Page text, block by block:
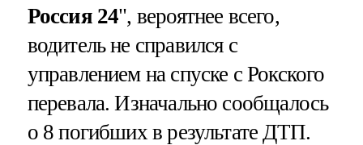
Россия 24", вероятнее всего,
водитель не справился с
управлением на спуске с Рокского
перевала. Изначально сообщалось
о 8 погибших в результате ДТП.